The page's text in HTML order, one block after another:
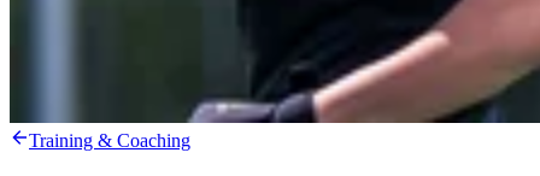
Training & Coaching